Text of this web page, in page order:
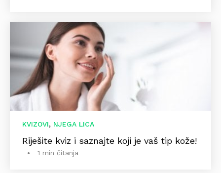
KVIZOVI, NJEGA LICA
Riješite kviz i saznajte koji je vaš tip kože!
1 min čitanja